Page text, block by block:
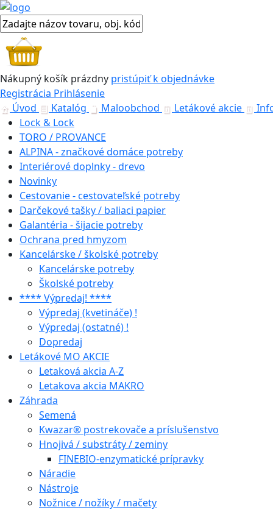
Nákupný košík prázdny pristúpiť k objednávke
Registrácia Prihlásenie
Úvod
Katalóg Maloobchod Letákové akcie
Lock & Lock
TORO / PROVANCE
ALPINA - značkové domáce potreby
Interiérové doplnky - drevo
Novinky
Cestovanie - cestovateľské potreby
Darčekové tašky / baliaci papier
Galantéria - šijacie potreby
Ochrana pred hmyzom
Kancelárske / školské potreby
Kancelárske potreby
Školské potreby
**** Výpredaj! ****
Výpredaj (kvetináče) !
Výpredaj (ostatné) !
Dopredaj
Letákové MO AKCIE
Letaková akcia A-Z
Letakova akcia MAKRO
Záhrada
Semená
Kwazar® postrekovače a príslušenstvo
Hnojivá / substráty / zeminy
FINEBIO-enzymatické prípravky
Náradie
Nástroje
Nožnice / nožíky / mačety